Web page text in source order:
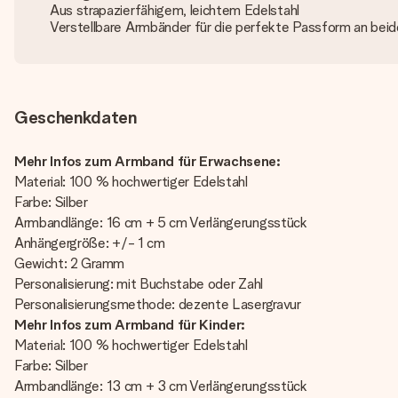
Aus strapazierfähigem, leichtem Edelstahl
Verstellbare Armbänder für die perfekte Passform an
Geschenkdaten
Mehr Infos zum Armband für Erwachsene:
Material: 100 % hochwertiger Edelstahl
Farbe: Silber
Armbandlänge: 16 cm + 5 cm Verlängerungsstück
Anhängergröße: +/- 1 cm
Gewicht: 2 Gramm
Personalisierung: mit Buchstabe oder Zahl
Personalisierungsmethode: dezente Lasergravur
Mehr Infos zum Armband für Kinder:
Material: 100 % hochwertiger Edelstahl
Farbe: Silber
Armbandlänge: 13 cm + 3 cm Verlängerungsstück